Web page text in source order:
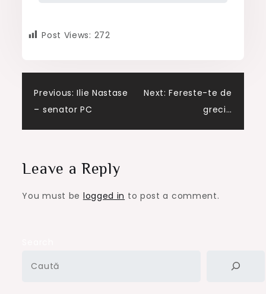
Post Views: 272
Post
navigation
Previous: Ilie Nastase
– senator PC
Next: Fereste-te de
greci…
Leave a Reply
You must be logged in to post a comment.